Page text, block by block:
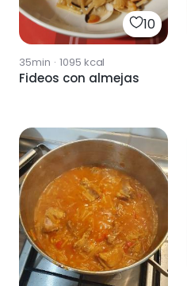
10
35min · 1095 kcal
Fideos con almejas